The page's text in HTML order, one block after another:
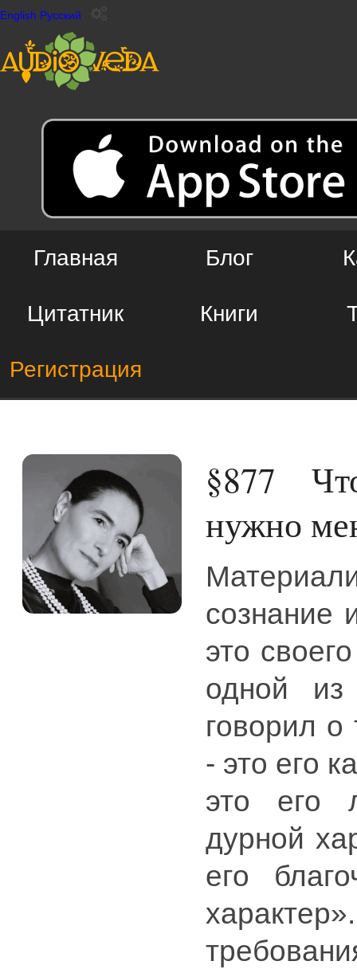
English Русский
Главная Блог
Цитатник Книги
Регистрация
§877
нужно
сознание
это
одной из
говорил о
- это его
это его
дурной
его